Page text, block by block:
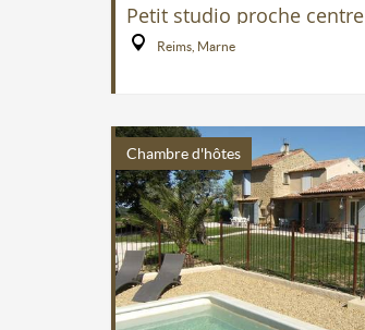
Petit studio proche centre
Reims, Marne
Chambre d'hôtes